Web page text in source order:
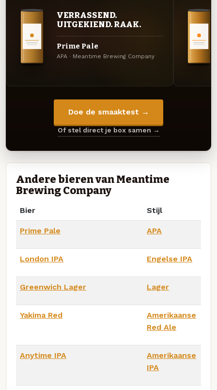
VERRASSEND.
UITGEKIEND. RAAK.
Prime Pale
APA · Meantime Brewing Company
Doe de smaaktest →
Of stel direct je box samen →
Andere bieren van Meantime
Brewing Company
Bier Stijl
Prime Pale APA
London IPA Engelse IPA
Greenwich Lager Lager
Yakima Red
Amerikaanse
Red Ale
Anytime IPA
Amerikaanse
IPA